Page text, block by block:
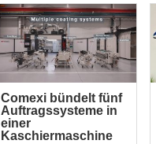
Comexi bündelt fünf
Auftragssysteme in
einer
Kaschiermaschine